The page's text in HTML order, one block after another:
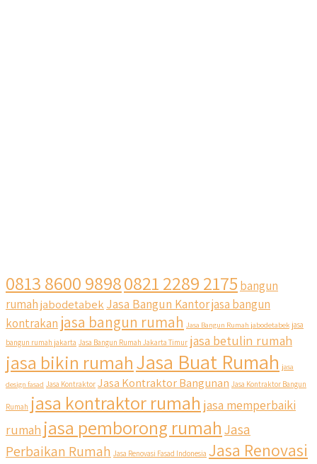
0813 8600 98980821 2289 2175 bangun
rumahjabodetabek Jasa Bangun Kantorjasa bangun
kontrakan jasa bangun rumah Jasa Bangun Rumah jabodetabek jasa
bangun rumah jakarta Jasa Bangun Rumah Jakarta Timur jasa betulin rumah
jasa bikin rumahJasa Buat Rumah jasa
design fasad Jasa Kontraktor Jasa Kontraktor Bangunan Jasa Kontraktor Bangun
Rumah jasa kontraktor rumah jasa memperbaiki
rumah jasa pemborong rumahJasa
Perbaikan Rumah Jasa Renovasi Fasad Indonesia Jasa Renovasi